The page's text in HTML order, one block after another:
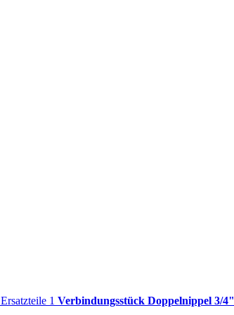
Ersatzteile 1 Verbindungsstück Doppelnippel 3/4"